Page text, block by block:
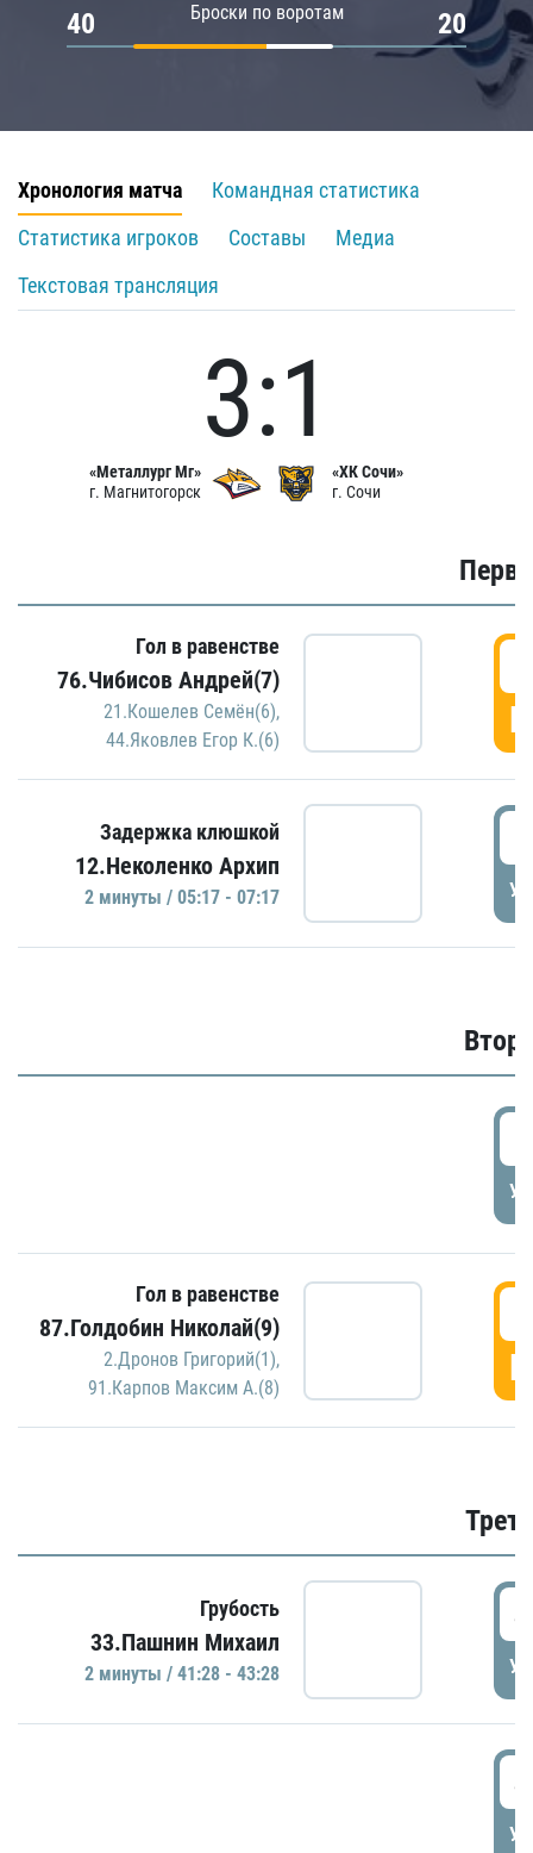
Броски по воротам
40 20
Хронология матча
Командная статистика
Статистика игроков
Составы
Медиа
Текстовая трансляция
«Металлург Мг»
г. Магнитогорск
3:1
«ХК Сочи»
г. Сочи
Гол в равенстве
76.Чибисов Андрей(7)
21.Кошелев Семён(6),
44.Яковлев Егор К.(6)
Задержка клюшкой
12.Неколенко Архип
2 минуты / 05:17 - 07:17
Гол в равенстве
87.Голдобин Николай(9)
2.Дронов Григорий(1),
91.Карпов Максим А.(8)
Грубость
33.Пашнин Михаил
2 минуты / 41:28 - 43:28